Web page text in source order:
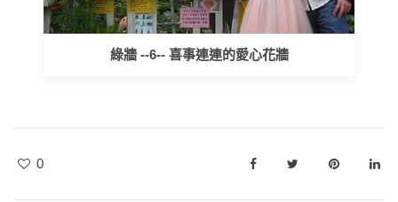
綠牆 --6-- 喜事連連的愛心花牆
0